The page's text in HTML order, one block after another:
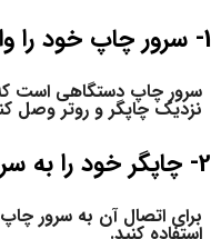
1- سرور چاپ خود را وارد کنید.
سرور چاپ دستگاهی است
نزدیک چاپگر و روتر وصل
2- چاپگر خود را به سرور چاپ متصل کنید.